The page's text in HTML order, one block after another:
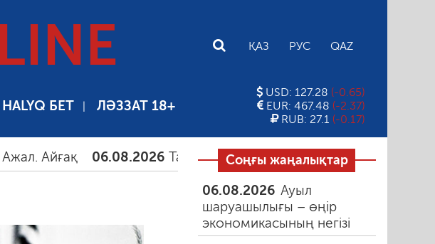
LINE ҚАЗ РУС QAZ
HALYQ БЕТ ЛӘЗЗАТ 18+
USD: 127.28 (-0.65)
EUR: 467.48 (-2.37)
RUB: 27.1 (-0.17)
06.08.2026 Тамыздағы таңғы түтін 06.08.2026 Құмарлық
Соңғы жаңалықтар
06.08.2026 Ауыл
шаруашылығы – өңір
экономикасының негізі